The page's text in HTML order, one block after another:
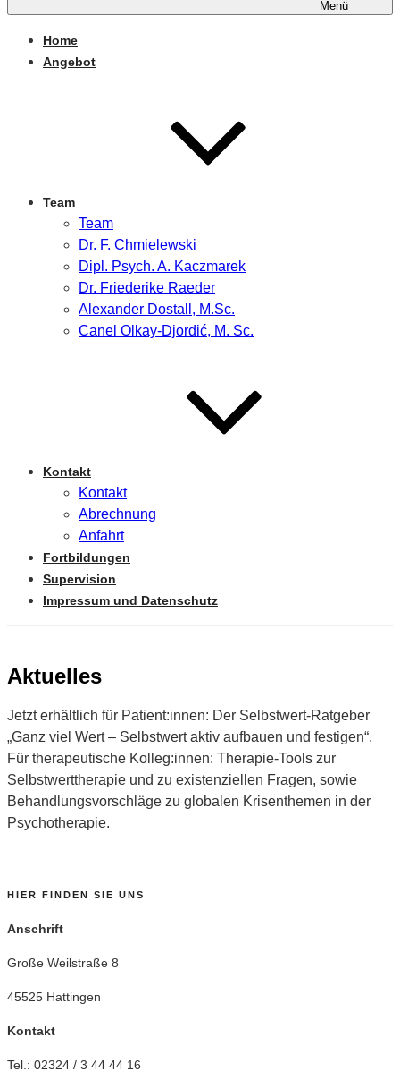
Menü
Home
Angebot
Team
Team
Dr. F. Chmielewski
Dipl. Psych. A. Kaczmarek
Dr. Friederike Raeder
Alexander Dostall, M.Sc.
Canel Olkay-Djordić, M. Sc.
Kontakt
Kontakt
Abrechnung
Anfahrt
Fortbildungen
Supervision
Impressum und Datenschutz
Aktuelles
Jetzt erhältlich für Patient:innen: Der Selbstwert-Ratgeber
„Ganz viel Wert – Selbstwert aktiv aufbauen und festigen“.
Für therapeutische Kolleg:innen: Therapie-Tools zur
Selbstwerttherapie und zu existenziellen Fragen, sowie
Behandlungsvorschläge zu globalen Krisenthemen in der
Psychotherapie.
HIER FINDEN SIE UNS
Anschrift
Große Weilstraße 8
45525 Hattingen
Kontakt
Tel.: 02324 / 3 44 44 16